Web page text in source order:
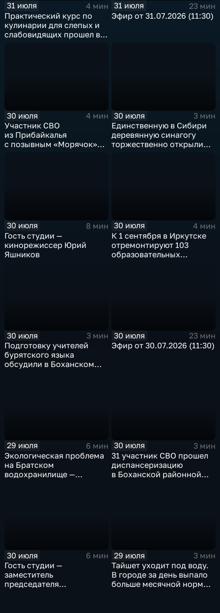
31 июля
4 мин
Практический курс по
кулинарии для слепых и
слабовидящих прошел в
31 июля
23 мин
Эфир от 31.07.2026 (11:30)
30 июля
4 мин
Участник СВО
из Прибайкалья
с позывным «Морячок»
30 июля
3 мин
Единственную в Сибири
деревянную синагогу
торжественно открыли
30 июля
8 мин
Гость студии —
кинорежиссер Юрий
Яшников
30 июля
4 мин
К 1 сентября в Иркутске
отремонтируют 103
образовательных
30 июля
3 мин
Подготовку учителей
бурятского языка
обсудили в Боханском
30 июля
23 мин
Эфир от 30.07.2026 (11:30)
29 июля
6 мин
Экологическая проблема
на Братском
водохранилище —
30 июля
3 мин
31 участник СВО прошел
диспансеризацию
в Боханской районной
30 июля
6 мин
Гость студии —
заместитель
председателя
29 июля
3 мин
Тайшет уходит под воду.
В городе за день выпало
больше месячной нормы